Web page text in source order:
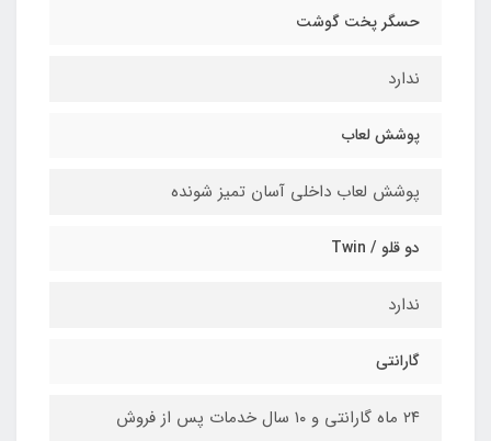
حسگر پخت گوشت
ندارد
پوشش لعاب
پوشش لعاب داخلی آسان تمیز شونده
دو قلو / Twin
ندارد
گارانتی
۲۴ ماه گارانتی و ۱۰ سال خدمات پس از فروش